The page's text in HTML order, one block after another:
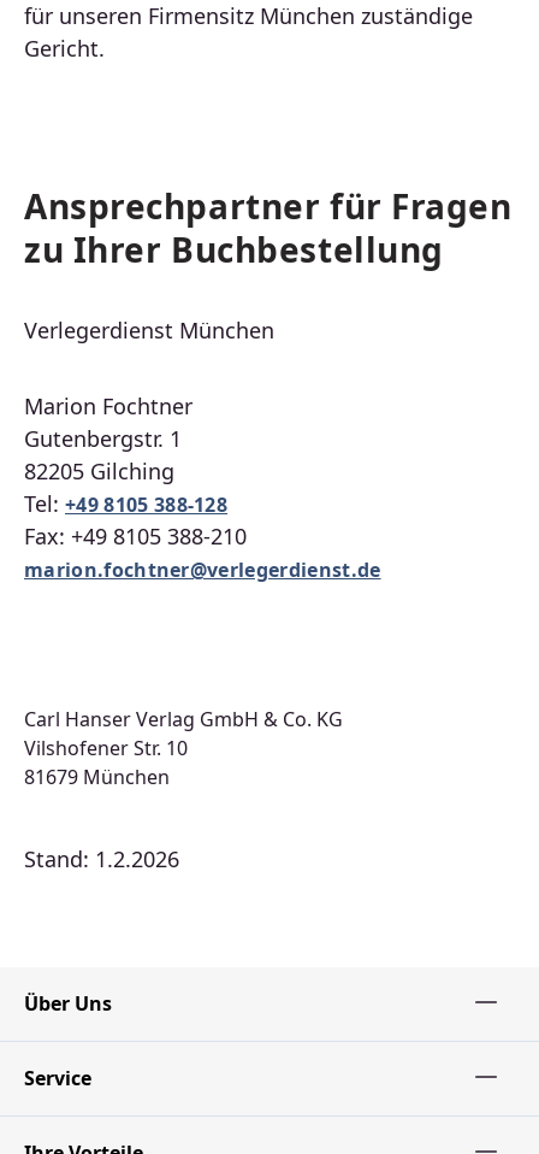
für unseren Firmensitz München zuständige
Gericht.
Ansprechpartner für Fragen
zu Ihrer Buchbestellung
Verlegerdienst München
Marion Fochtner
Gutenbergstr. 1
82205 Gilching
Tel: +49 8105 388-128
Fax: +49 8105 388-210
marion.fochtner@verlegerdienst.de
Carl Hanser Verlag GmbH & Co. KG
Vilshofener Str. 10
81679 München
Stand: 1.2.2026
Über Uns
Service